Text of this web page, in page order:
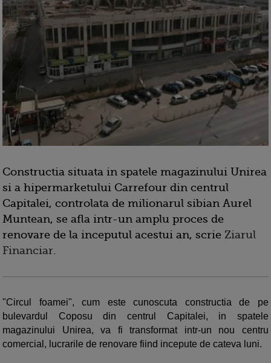
Constructia situata in spatele magazinului Unirea
si a hipermarketului Carrefour din centrul
Capitalei, controlata de milionarul sibian Aurel
Muntean, se afla intr-un amplu proces de
renovare de la inceputul acestui an, scrie Ziarul
Financiar.
"Circul foamei", cum este cunoscuta constructia de pe
bulevardul Coposu din centrul Capitalei, in spatele
magazinului Unirea, va fi transformat intr-un nou centru
comercial, lucrarile de renovare fiind incepute de cateva luni.